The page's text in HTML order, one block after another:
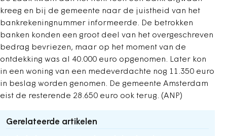
kreeg en bij de gemeente naar de juistheid van het
bankrekeningnummer informeerde. De betrokken
banken konden een groot deel van het overgeschreven
bedrag bevriezen, maar op het moment van de
ontdekking was al 40.000 euro opgenomen. Later kon
in een woning van een medeverdachte nog 11.350 euro
in beslag worden genomen. De gemeente Amsterdam
eist de resterende 28.650 euro ook terug. (ANP)
Gerelateerde artikelen